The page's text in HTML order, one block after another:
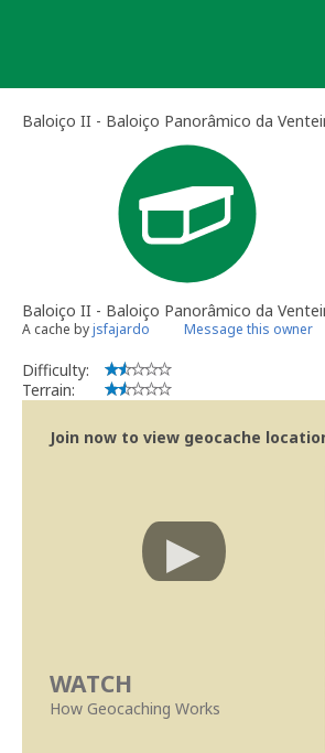
Baloiço II - Baloiço Panorâmico da
Baloiço II - Baloiço Panorâmico da
A cache byjsfajardo Message this owner
Difficulty:
Terrain:
Join now to view geocache
WATCH
How Geocaching Works